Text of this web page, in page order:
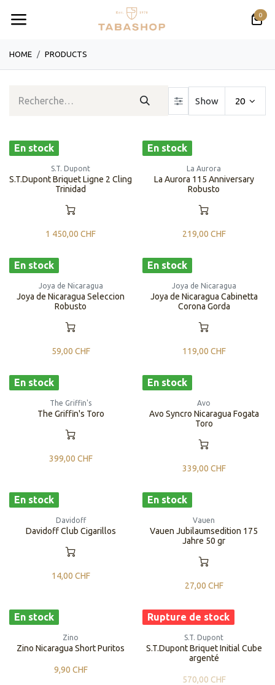
0
HOME PRODUCTS
Show 20
En stock
S.T. Dupont
S.T.Dupont Briquet Ligne 2 Cling
Trinidad
1 450,00 CHF
En stock
La Aurora
La Aurora 115 Anniversary
Robusto
219,00 CHF
En stock
Joya de Nicaragua
Joya de Nicaragua Seleccion
Robusto
59,00 CHF
En stock
Joya de Nicaragua
Joya de Nicaragua Cabinetta
Corona Gorda
119,00 CHF
En stock
The Griffin's
The Griffin's Toro
399,00 CHF
En stock
Avo
Avo Syncro Nicaragua Fogata
Toro
339,00 CHF
En stock
Davidoff
Davidoff Club Cigarillos
14,00 CHF
En stock
Vauen
Vauen Jubilaumsedition 175
Jahre 50 gr
27,00 CHF
En stock
Zino
Zino Nicaragua Short Puritos
9,90 CHF
Rupture de stock
S.T. Dupont
S.T.Dupont Briquet Initial Cube
argenté
570,00 CHF